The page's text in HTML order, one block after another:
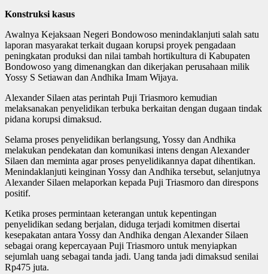
Konstruksi kasus
Awalnya Kejaksaan Negeri Bondowoso menindaklanjuti salah satu
laporan masyarakat terkait dugaan korupsi proyek pengadaan
peningkatan produksi dan nilai tambah hortikultura di Kabupaten
Bondowoso yang dimenangkan dan dikerjakan perusahaan milik
Yossy S Setiawan dan Andhika Imam Wijaya.
Alexander Silaen atas perintah Puji Triasmoro kemudian
melaksanakan penyelidikan terbuka berkaitan dengan dugaan tindak
pidana korupsi dimaksud.
Selama proses penyelidikan berlangsung, Yossy dan Andhika
melakukan pendekatan dan komunikasi intens dengan Alexander
Silaen dan meminta agar proses penyelidikannya dapat dihentikan.
Menindaklanjuti keinginan Yossy dan Andhika tersebut, selanjutnya
Alexander Silaen melaporkan kepada Puji Triasmoro dan direspons
positif.
Ketika proses permintaan keterangan untuk kepentingan
penyelidikan sedang berjalan, diduga terjadi komitmen disertai
kesepakatan antara Yossy dan Andhika dengan Alexander Silaen
sebagai orang kepercayaan Puji Triasmoro untuk menyiapkan
sejumlah uang sebagai tanda jadi. Uang tanda jadi dimaksud senilai
Rp475 juta.